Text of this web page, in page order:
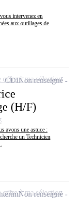
intervenez en
aux outillages de
(H/F)
avons une astuce :
un Technicien
CDINon renseigné
offre à ma sélection
Non renseigné
offre à ma sélection